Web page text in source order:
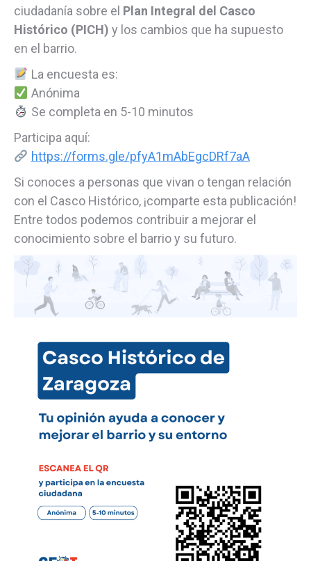
ciudadanía sobre el Plan Integral del Casco
Histórico (PICH) y los cambios que ha supuesto
en el barrio.
La encuesta es:
Anónima
Se completa en 5-10 minutos
Participa aquí:
https://forms.gle/pfyA1mAbEgcDRf7aA
Si conoces a personas que vivan o tengan relación
con el Casco Histórico, ¡comparte esta publicación!
Entre todos podemos contribuir a mejorar el
conocimiento sobre el barrio y su futuro.